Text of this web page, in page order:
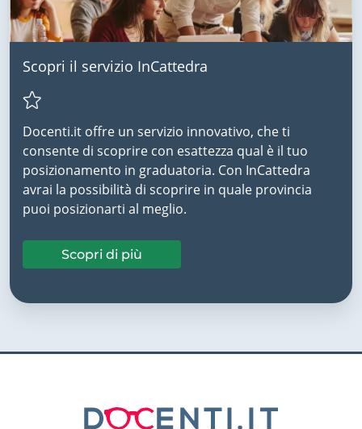
Scopri il servizio InCattedra
Docenti.it offre un servizio innovativo, che ti
consente di scoprire con esattezza qual è il tuo
posizionamento in graduatoria. Con InCattedra
avrai la possibilità di scoprire in quale provincia
puoi posizionarti al meglio.
Scopri di più